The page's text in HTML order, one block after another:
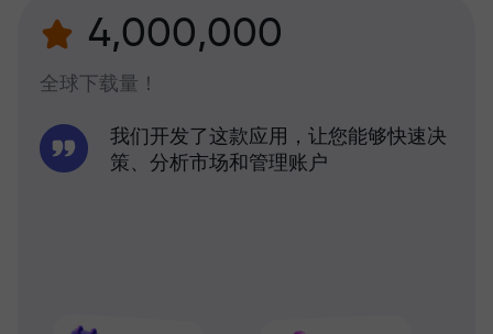
4,000,000
全球下载量！
我们开发了这款应用，让您能够快速决
策、分析市场和管理账户